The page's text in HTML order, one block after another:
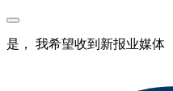
是， 我希望收到新报业媒体